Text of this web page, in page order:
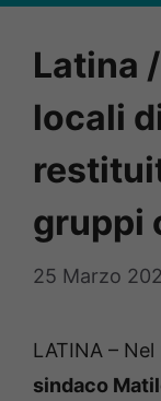
Latina
locali
gruppi
25 Marzo
LATINA –
sindaco